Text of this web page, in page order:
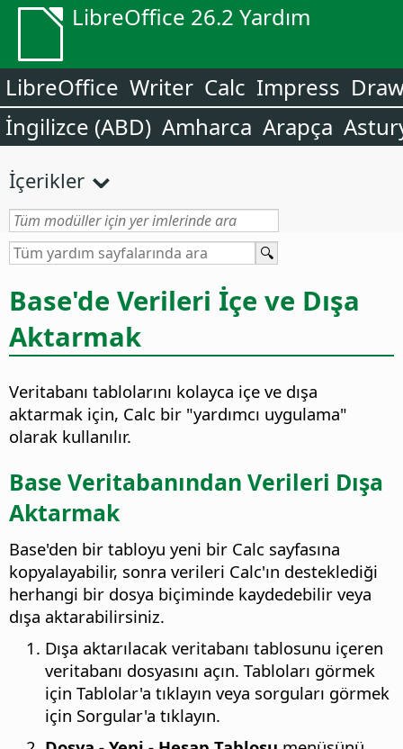
LibreOffice 26.2 Yardım
LibreOffice Writer Calc Impress
İngilizce (ABD) Amharca Arapça
İçerikler
Base'de Verileri İçe ve Dışa
Aktarmak
Veritabanı tablolarını kolayca içe ve dışa
aktarmak için, Calc bir "yardımcı uygulama"
olarak kullanılır.
Base Veritabanından Verileri Dışa
Aktarmak
Base'den bir tabloyu yeni bir Calc sayfasına
kopyalayabilir, sonra verileri Calc'ın desteklediği
herhangi bir dosya biçiminde kaydedebilir veya
dışa aktarabilirsiniz.
Dışa aktarılacak veritabanı tablosunu içeren
veritabanı dosyasını açın. Tabloları görmek
için Tablolar'a tıklayın veya sorguları görmek
için Sorgular'a tıklayın.